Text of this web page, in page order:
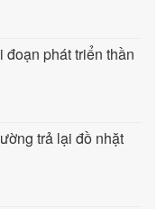
đoạn phát triển thần
trả lại đồ nhặt